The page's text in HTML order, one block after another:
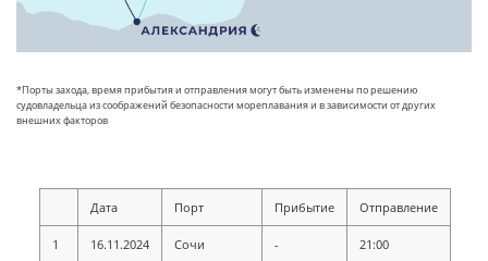
*Порты захода, время прибытия и отправления могут быть изменены по решению
судовладельца из соображений безопасности мореплавания и в зависимости от других
внешних факторов
Дата Порт Прибытие Отправление
1 16.11.2024 Сочи - 21:00